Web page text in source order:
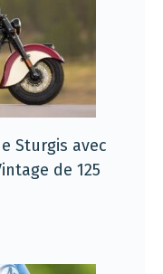
Sturgis avec
de 125